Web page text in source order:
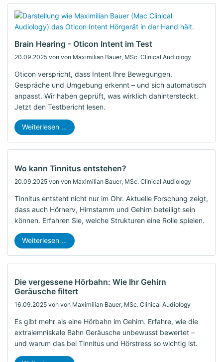
20.09.2025 von von Maximilian Bauer, MSc. Clinical Audiology
Brain Hearing - Oticon Intent im Test
Oticon verspricht, dass Intent Ihre Bewegungen,
Gespräche und Umgebung erkennt – und sich automatisch
anpasst. Wir haben geprüft, was wirklich dahintersteckt.
Jetzt den Testbericht lesen.
Weiterlesen …
20.09.2025 von von Maximilian Bauer, MSc. Clinical Audiology
Wo kann Tinnitus entstehen?
Tinnitus entsteht nicht nur im Ohr. Aktuelle Forschung zeigt,
dass auch Hörnerv, Hirnstamm und Gehirn beteiligt sein
können. Erfahren Sie, welche Strukturen eine Rolle spielen.
Weiterlesen …
16.09.2025 von von Maximilian Bauer, MSc. Clinical Audiology
Die vergessene Hörbahn: Wie Ihr Gehirn
Geräusche filtert
Es gibt mehr als eine Hörbahn im Gehirn. Erfahre, wie die
extralemniskale Bahn Geräusche unbewusst bewertet –
und warum das bei Tinnitus und Hörstress so wichtig ist.